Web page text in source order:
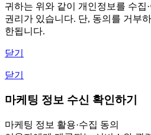
귀하는 위와 같이 개인정보를 수집
권리가 있습니다. 단, 동의를 거부
한됩니다.
닫기
닫기
마케팅 정보 수신 확인하기
마케팅 정보 활용·수집 동의